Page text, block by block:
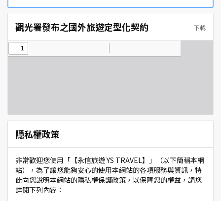
觀光署發布之國外旅遊定型化契約 下載
隱私權政策
非常歡迎您使用「【永信旅遊 YS TRAVEL】」（以下簡稱本網
站），為了讓您能夠安心的使用本網站的各項服務與資訊，特
此向您說明本網站的隱私權保護政策，以保障您的權益，請您
詳閱下列內容：